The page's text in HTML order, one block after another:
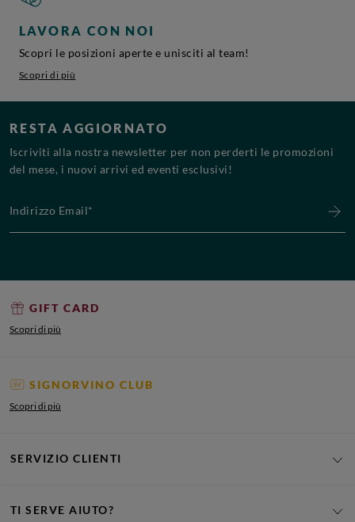
LAVORA CON NOI
Scopri le posizioni aperte e unisciti al team!
Scopri di più
RESTA AGGIORNATO
Iscriviti alla nostra newsletter per non perderti le promozioni
del mese, i nuovi arrivi ed eventi esclusivi!
GIFT CARD
Scopri di più
SIGNORVINO CLUB
Scopri di più
SERVIZIO CLIENTI
TI SERVE AIUTO?